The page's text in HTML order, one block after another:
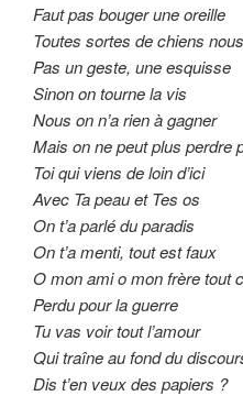
Faut pas bouger une oreille
Toutes sortes de chiens
Pas un geste, une esquisse
Sinon on tourne la vis
Nous on n’a rien à gagner
Mais on ne peut plus perdre
Toi qui viens de loin d’ici
Avec Ta peau et Tes os
On t’a parlé du paradis
On t’a menti, tout est faux
O mon ami o mon frère tout
Perdu pour la guerre
Tu vas voir tout l’amour
Qui traîne au fond du
Dis t’en veux des papiers ?